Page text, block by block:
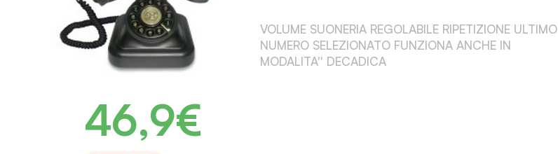
VOLUME SUONERIA REGOLABILE RIPETIZIONE ULTIMO
NUMERO SELEZIONATO FUNZIONA ANCHE IN
MODALITA'' DECADICA
46,9€